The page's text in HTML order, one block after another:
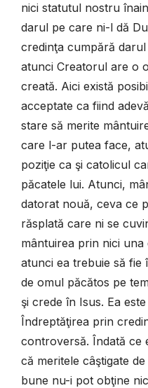
nici statutul nostru
darul pe care ni-l dă
credinţa cumpără
atunci Creatorul are o
creată. Aici există
acceptate ca fiind
stare să merite
care l-ar putea face,
poziţie ca şi catolicul
păcatele lui. Atunci,
datorat nouă, ceva ce
răsplată care ni se
mântuirea prin nici
atunci ea trebuie să fie
de omul păcătos pe
şi crede în Isus. Ea
Îndreptăţirea prin
controversă. Îndată ce
că meritele câştigate
bune nu-i pot obţine